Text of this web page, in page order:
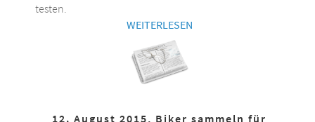
testen.
WEITERLESEN
12. August 2015, Biker sammeln für